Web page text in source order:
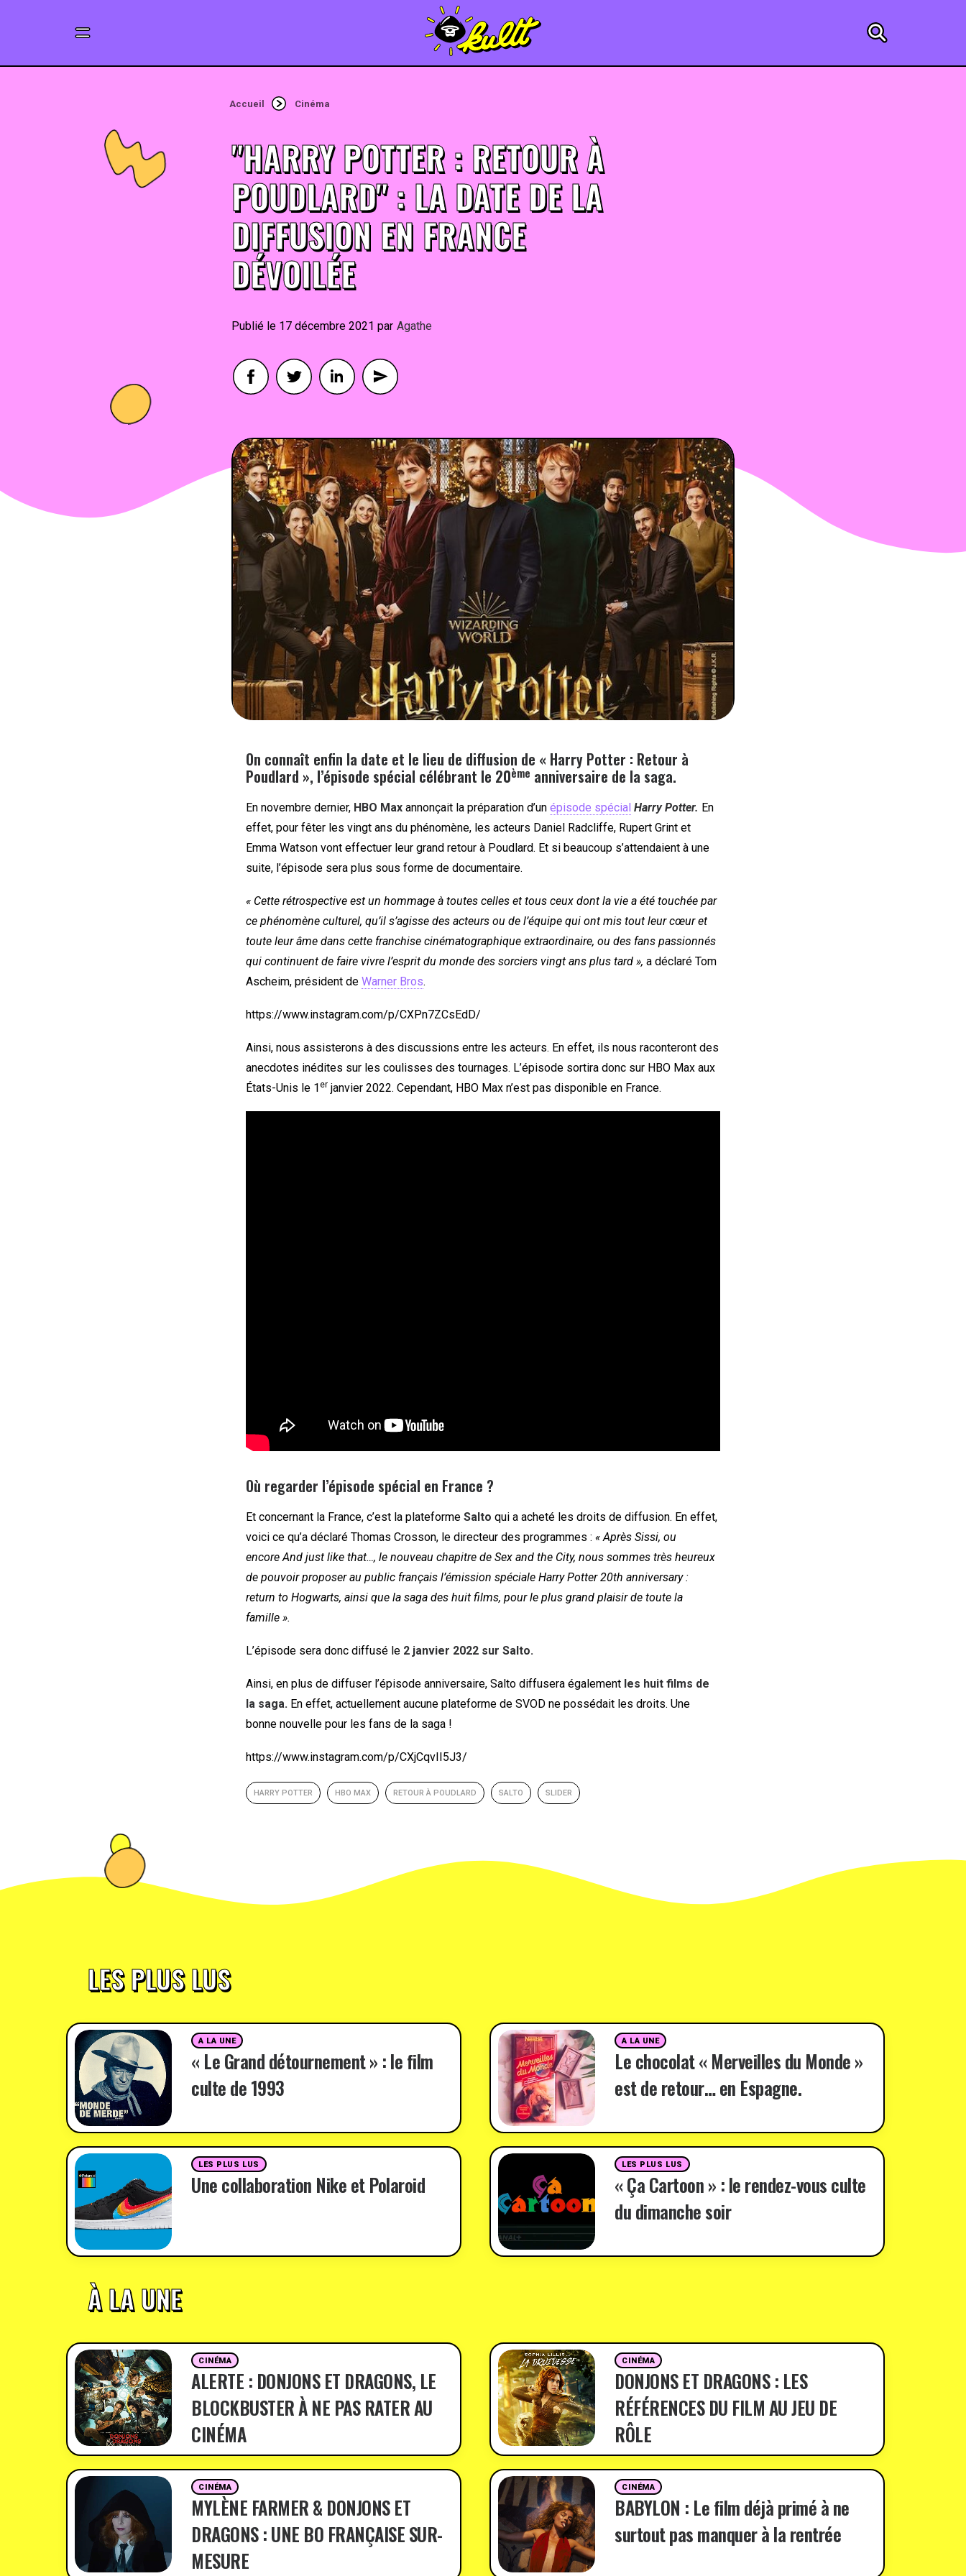
Accueil Cinéma
"HARRY POTTER : RETOUR À
POUDLARD" : LA DATE DE LA
DIFFUSION EN FRANCE
DÉVOILÉE
17 décembre 2021 By Agathe
On connaît enfin la date et le lieu de diffusion de « Harry Potter : Retour à
Poudlard », l’épisode spécial célébrant le 20ème anniversaire de la saga.
En novembre dernier, HBO Max annonçait la préparation d’un épisode spécial Harry Potter. En
effet, pour fêter les vingt ans du phénomène, les acteurs Daniel Radcliffe, Rupert Grint et
Emma Watson vont effectuer leur grand retour à Poudlard. Et si beaucoup s’attendaient à une
suite, l’épisode sera plus sous forme de documentaire.
« Cette rétrospective est un hommage à toutes celles et tous ceux dont la vie a été touchée par
ce phénomène culturel, qu’il s’agisse des acteurs ou de l’équipe qui ont mis tout leur cœur et
toute leur âme dans cette franchise cinématographique extraordinaire, ou des fans passionnés
qui continuent de faire vivre l’esprit du monde des sorciers vingt ans plus tard », a déclaré Tom
Ascheim, président de Warner Bros.
https://www.instagram.com/p/CXPn7ZCsEdD/
Ainsi, nous assisterons à des discussions entre les acteurs. En effet, ils nous raconteront des
anecdotes inédites sur les coulisses des tournages. L’épisode sortira donc sur HBO Max aux
États-Unis le 1er janvier 2022. Cependant, HBO Max n’est pas disponible en France.
Où regarder l’épisode spécial en France ?
Et concernant la France, c’est la plateforme Salto qui a acheté les droits de diffusion. En effet,
voici ce qu’a déclaré Thomas Crosson, le directeur des programmes : « Après Sissi, ou
encore And just like that…, le nouveau chapitre de Sex and the City, nous sommes très heureux
de pouvoir proposer au public français l’émission spéciale Harry Potter 20th anniversary :
return to Hogwarts, ainsi que la saga des huit films, pour le plus grand plaisir de toute la
famille ».
L’épisode sera donc diffusé le 2 janvier 2022 sur Salto.
Ainsi, en plus de diffuser l’épisode anniversaire, Salto diffusera également les huit films de
la saga. En effet, actuellement aucune plateforme de SVOD ne possédait les droits. Une
bonne nouvelle pour les fans de la saga !
https://www.instagram.com/p/CXjCqvII5J3/
HARRY POTTER HBO MAX RETOUR À POUDLARD SALTO SLIDER
LES PLUS LUS
A LA UNE
« Le Grand détournement » : le film
culte de 1993
A LA UNE
Le chocolat « Merveilles du Monde »
est de retour… en Espagne.
LES PLUS LUS
Une collaboration Nike et Polaroid
LES PLUS LUS
« Ça Cartoon » : le rendez-vous culte
du dimanche soir
À LA UNE
CINÉMA
ALERTE : DONJONS ET DRAGONS, LE
BLOCKBUSTER À NE PAS RATER AU
CINÉMA
CINÉMA
DONJONS ET DRAGONS : LES
RÉFÉRENCES DU FILM AU JEU DE
RÔLE
CINÉMA
MYLÈNE FARMER & DONJONS ET
DRAGONS : UNE BO FRANÇAISE SUR-
MESURE
CINÉMA
BABYLON : Le film déjà primé à ne
surtout pas manquer à la rentrée